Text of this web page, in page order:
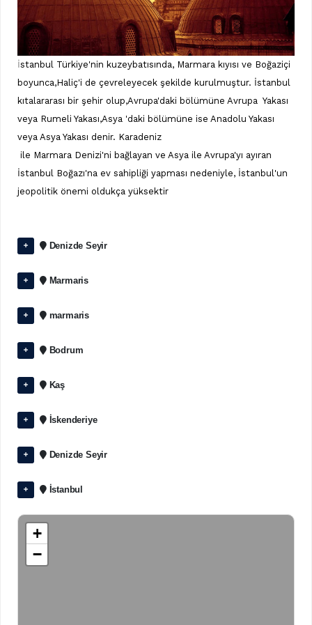
İstanbul Türkiye'nin kuzeybatısında, Marmara kıyısı ve Boğaziçi
boyunca,Haliç'i de çevreleyecek şekilde kurulmuştur. İstanbul
kıtalararası bir şehir olup,Avrupa'daki bölümüne Avrupa Yakası
veya Rumeli Yakası,Asya 'daki bölümüne ise Anadolu Yakası
veya Asya Yakası denir. Karadeniz
ile Marmara Denizi'ni bağlayan ve Asya ile Avrupa'yı ayıran
İstanbul Boğazı'na ev sahipliği yapması nedeniyle, İstanbul'un
jeopolitik önemi oldukça yüksektir
Denizde Seyir
Marmaris
marmaris
Bodrum
Kaş
İskenderiye
Denizde Seyir
İstanbul
+
−